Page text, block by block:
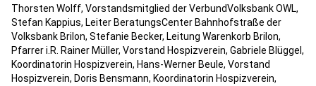
Thorsten Wolff, Vorstandsmitglied der VerbundVolksbank OWL,
Stefan Kappius, Leiter BeratungsCenter Bahnhofstraße der
Volksbank Brilon, Stefanie Becker, Leitung Warenkorb Brilon,
Pfarrer i.R. Rainer Müller, Vorstand Hospizverein, Gabriele Blüggel,
Koordinatorin Hospizverein, Hans-Werner Beule, Vorstand
Hospizverein, Doris Bensmann, Koordinatorin Hospizverein,